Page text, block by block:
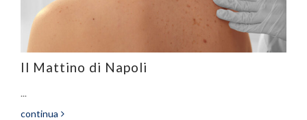
Il Mattino di Napoli
...
continua